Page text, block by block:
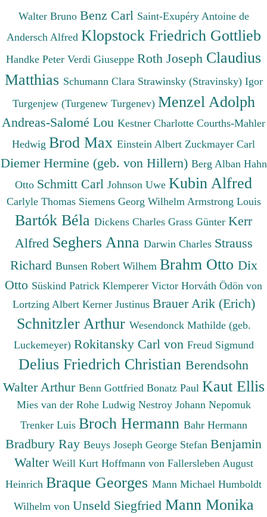
Walter Bruno Benz Carl Saint-Exupéry Antoine de
Andersch Alfred Klopstock Friedrich Gottlieb
Handke Peter Verdi Giuseppe Roth Joseph Claudius
Matthias Schumann Clara Strawinsky (Stravinsky) Igor
Turgenjew (Turgenew Turgenev) Menzel Adolph
Andreas-Salomé Lou Kestner Charlotte Courths-Mahler
Hedwig Brod Max Einstein Albert Zuckmayer Carl
Diemer Hermine (geb. von Hillern) Berg Alban Hahn
Otto Schmitt Carl Johnson Uwe Kubin Alfred
Carlyle Thomas Siemens Georg Wilhelm Armstrong Louis
Bartók Béla Dickens Charles Grass Günter Kerr
Alfred Seghers Anna Darwin Charles Strauss
Richard Bunsen Robert Wilhem Brahm Otto Dix
Otto Süskind Patrick Klemperer Victor Horváth Ödön von
Lortzing Albert Kerner Justinus Brauer Arik (Erich)
Schnitzler Arthur Wesendonck Mathilde (geb.
Luckemeyer) Rokitansky Carl von Freud Sigmund
Delius Friedrich Christian Berendsohn
Walter Arthur Benn Gottfried Bonatz Paul Kaut Ellis
Mies van der Rohe Ludwig Nestroy Johann Nepomuk
Trenker Luis Broch Hermann Bahr Hermann
Bradbury Ray Beuys Joseph George Stefan Benjamin
Walter Weill Kurt Hoffmann von Fallersleben August
Heinrich Braque Georges Mann Michael Humboldt
Wilhelm von Unseld Siegfried Mann Monika